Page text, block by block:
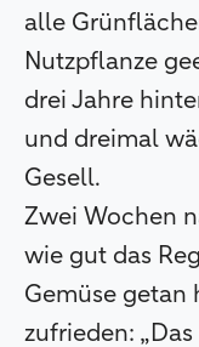
alle
Nutzpflanze
drei Jahre
und dreimal
Gesell.
Zwei Wochen
wie gut das
Gemüse getan
zufrieden: